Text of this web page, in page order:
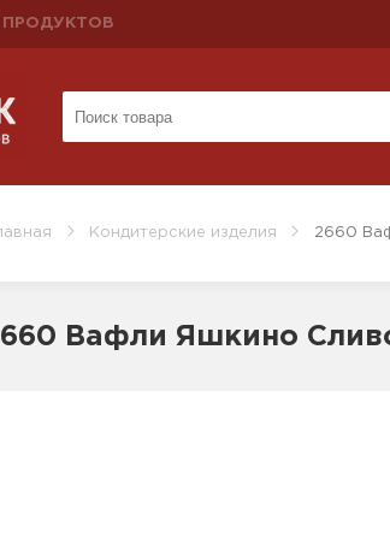
ПРОДУКТОВ
Кондитерские изделия 2660
Вафли Яшкино